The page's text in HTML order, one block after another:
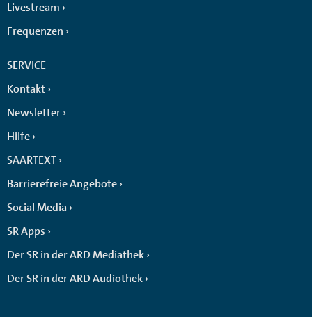
Livestream
Frequenzen
SERVICE
Kontakt
Newsletter
Hilfe
SAARTEXT
Barrierefreie Angebote
Social Media
SR Apps
Der SR in der ARD Mediathek
Der SR in der ARD Audiothek